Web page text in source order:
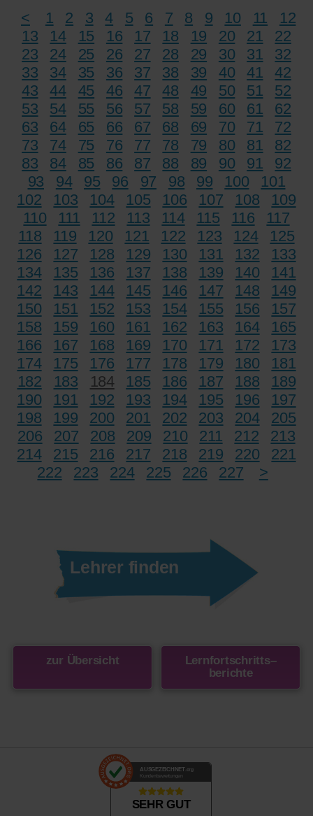
< 1 2 3 4 5 6 7 8 9 10 11
12
13
14 15 16 17 18 19 20 21
22
23
24 25 26 27 28 29 30 31
32
33
34 35 36 37 38 39 40 41
42
43
44 45 46 47 48 49 50 51
52
53
54 55 56 57 58 59 60 61
62
63
64 65 66 67 68 69 70 71
72
73
74 75 76 77 78 79 80 81
82
83
84 85 86 87 88 89 90 91
92
93
94 95 96 97 98 99 100
101
102
103 104 105 106 107 108
109
110
111 112 113 114 115 116
117
118
119 120 121 122 123 124
125
126
127 128 129 130 131 132
133
134
135 136 137 138 139 140
141
142
143 144 145 146 147 148
149
150
151 152 153 154 155 156
157
158
159 160 161 162 163 164
165
166
167 168 169 170 171 172
173
174
175 176 177 178 179 180
181
182
183 184 185 186 187 188
189
190
191 192 193 194 195 196
197
198
199 200 201 202 203 204
205
206
207 208 209 210 211 212
213
214
215 216 217 218 219 220
221
222
223 224 225 226 227 >
Lehrer finden
Lernfortschritts–
berichte
zur Übersicht
AUSGEZEICHNET .org
Kundenbewertungen
SEHR GUT